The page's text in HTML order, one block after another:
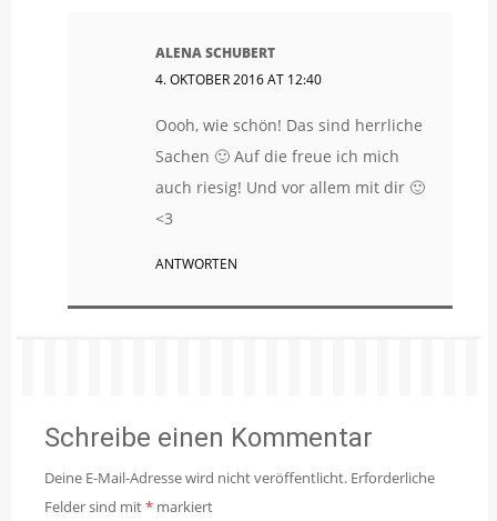
ALENA SCHUBERT
4. OKTOBER 2016 AT 12:40
Oooh, wie schön! Das sind herrliche
Sachen 🙂 Auf die freue ich mich
auch riesig! Und vor allem mit dir 🙂
<3
ANTWORTEN
Schreibe einen Kommentar
Deine E-Mail-Adresse wird nicht veröffentlicht. Erforderliche
Felder sind mit* markiert